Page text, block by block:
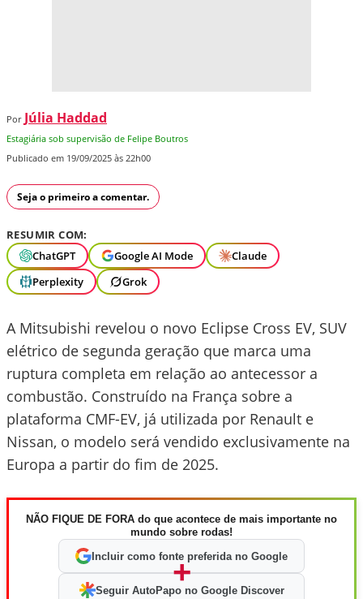
Por Júlia Haddad
Estagiária sob supervisão de Felipe Boutros
Publicado em 19/09/2025 às 22h00
Seja o primeiro a comentar.
RESUMIR COM:
ChatGPT
Google AI Mode
Claude
Perplexity
Grok
A Mitsubishi revelou o novo Eclipse Cross EV, SUV
elétrico de segunda geração que marca uma
ruptura completa em relação ao antecessor a
combustão. Construído na França sobre a
plataforma CMF-EV, já utilizada por Renault e
Nissan, o modelo será vendido exclusivamente na
Europa a partir do fim de 2025.
NÃO FIQUE DE FORA do que acontece de mais importante no
mundo sobre rodas!
Incluir como fonte preferida no Google
+
Seguir AutoPapo no Google Discover